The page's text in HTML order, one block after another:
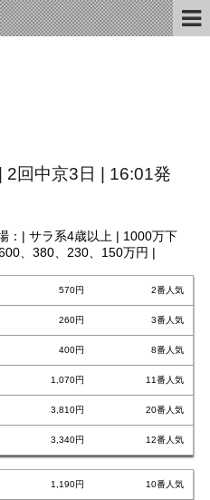
2回中京3日 | 16:01発
：| サラ系4歳以上 | 1000万下
、380、230、150万円 |
570円 2番人気
260円 3番人気
400円 8番人気
1,070円 11番人気
3,810円 20番人気
3,340円 12番人気
1,190円 10番人気